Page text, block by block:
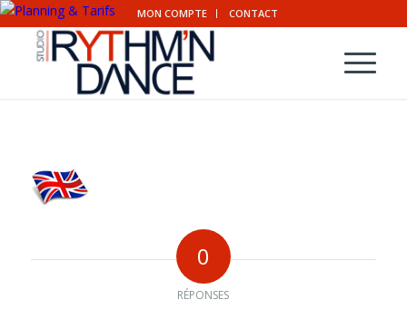
MON COMPTE CONTACT
0
RÉPONSES